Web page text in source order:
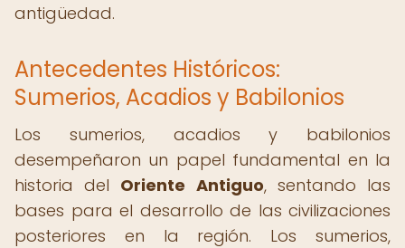
antigüedad.
Antecedentes Históricos:
Sumerios, Acadios y Babilonios
Los sumerios, acadios y babilonios
desempeñaron un papel fundamental en la
historia del Oriente Antiguo, sentando las
bases para el desarrollo de las civilizaciones
posteriores en la región. Los sumerios,